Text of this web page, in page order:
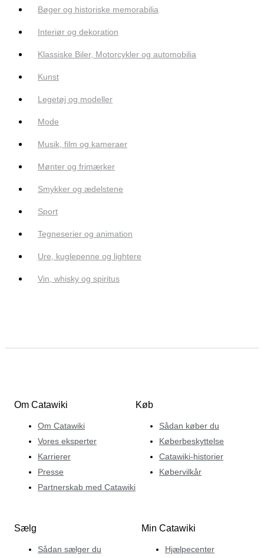
Bøger og historiske memorabilia
Interiør og dekoration
Klassiske Biler, Motorcykler og automobilia
Kunst
Legetøj og modeller
Mode
Musik, film og kameraer
Mønter og frimærker
Smykker og ædelstene
Sport
Tegneserier og animation
Ure, kuglepenne og lightere
Vin, whisky og spiritus
Om Catawiki
Om Catawiki
Vores eksperter
Karrierer
Presse
Partnerskab med Catawiki
Køb
Sådan køber du
Køberbeskyttelse
Catawiki-historier
Købervilkår
Sælg
Sådan sælger du
Min Catawiki
Hjælpecenter